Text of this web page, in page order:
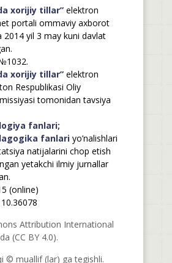
xorijiy tillar”elektron
portali ommaviy axborot
2014 yil 3 may kuni davlat
xorijiy tillar”elektron
Respublikasi Oliy
tomonidan tavsiya
fanlari;
fanlariyo’nalishlari
natijalarini chop etish
yetakchi ilmiy jurnallar
(online)
10.36078
Attribution International
(CC BY 4.0).
© muallif (lar) ga tegishli.